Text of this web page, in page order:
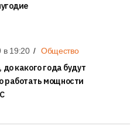
в 19:20 Общество
какого года будут
работать мощности